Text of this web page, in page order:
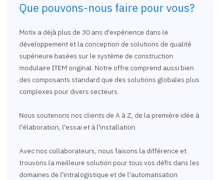
Que pouvons-nous faire pour vous?
Motix a déjà plus de 30 ans d'expérience dans le
développement et la conception de solutions de qualité
supérieure basées sur le système de construction
modulaire ITEM original. Notre offre comprend aussi bien
des composants standard que des solutions globales plus
complexes pour divers secteurs.
Nous soutenons nos clients de A à Z, de la première idée à
l'élaboration, l'essai et à l'installation.
Avec nos collaborateurs, nous faisons la différence et
trouvons la meilleure solution pour tous vos défis dans les
domaines de l'intralogistique et de l'automatisation